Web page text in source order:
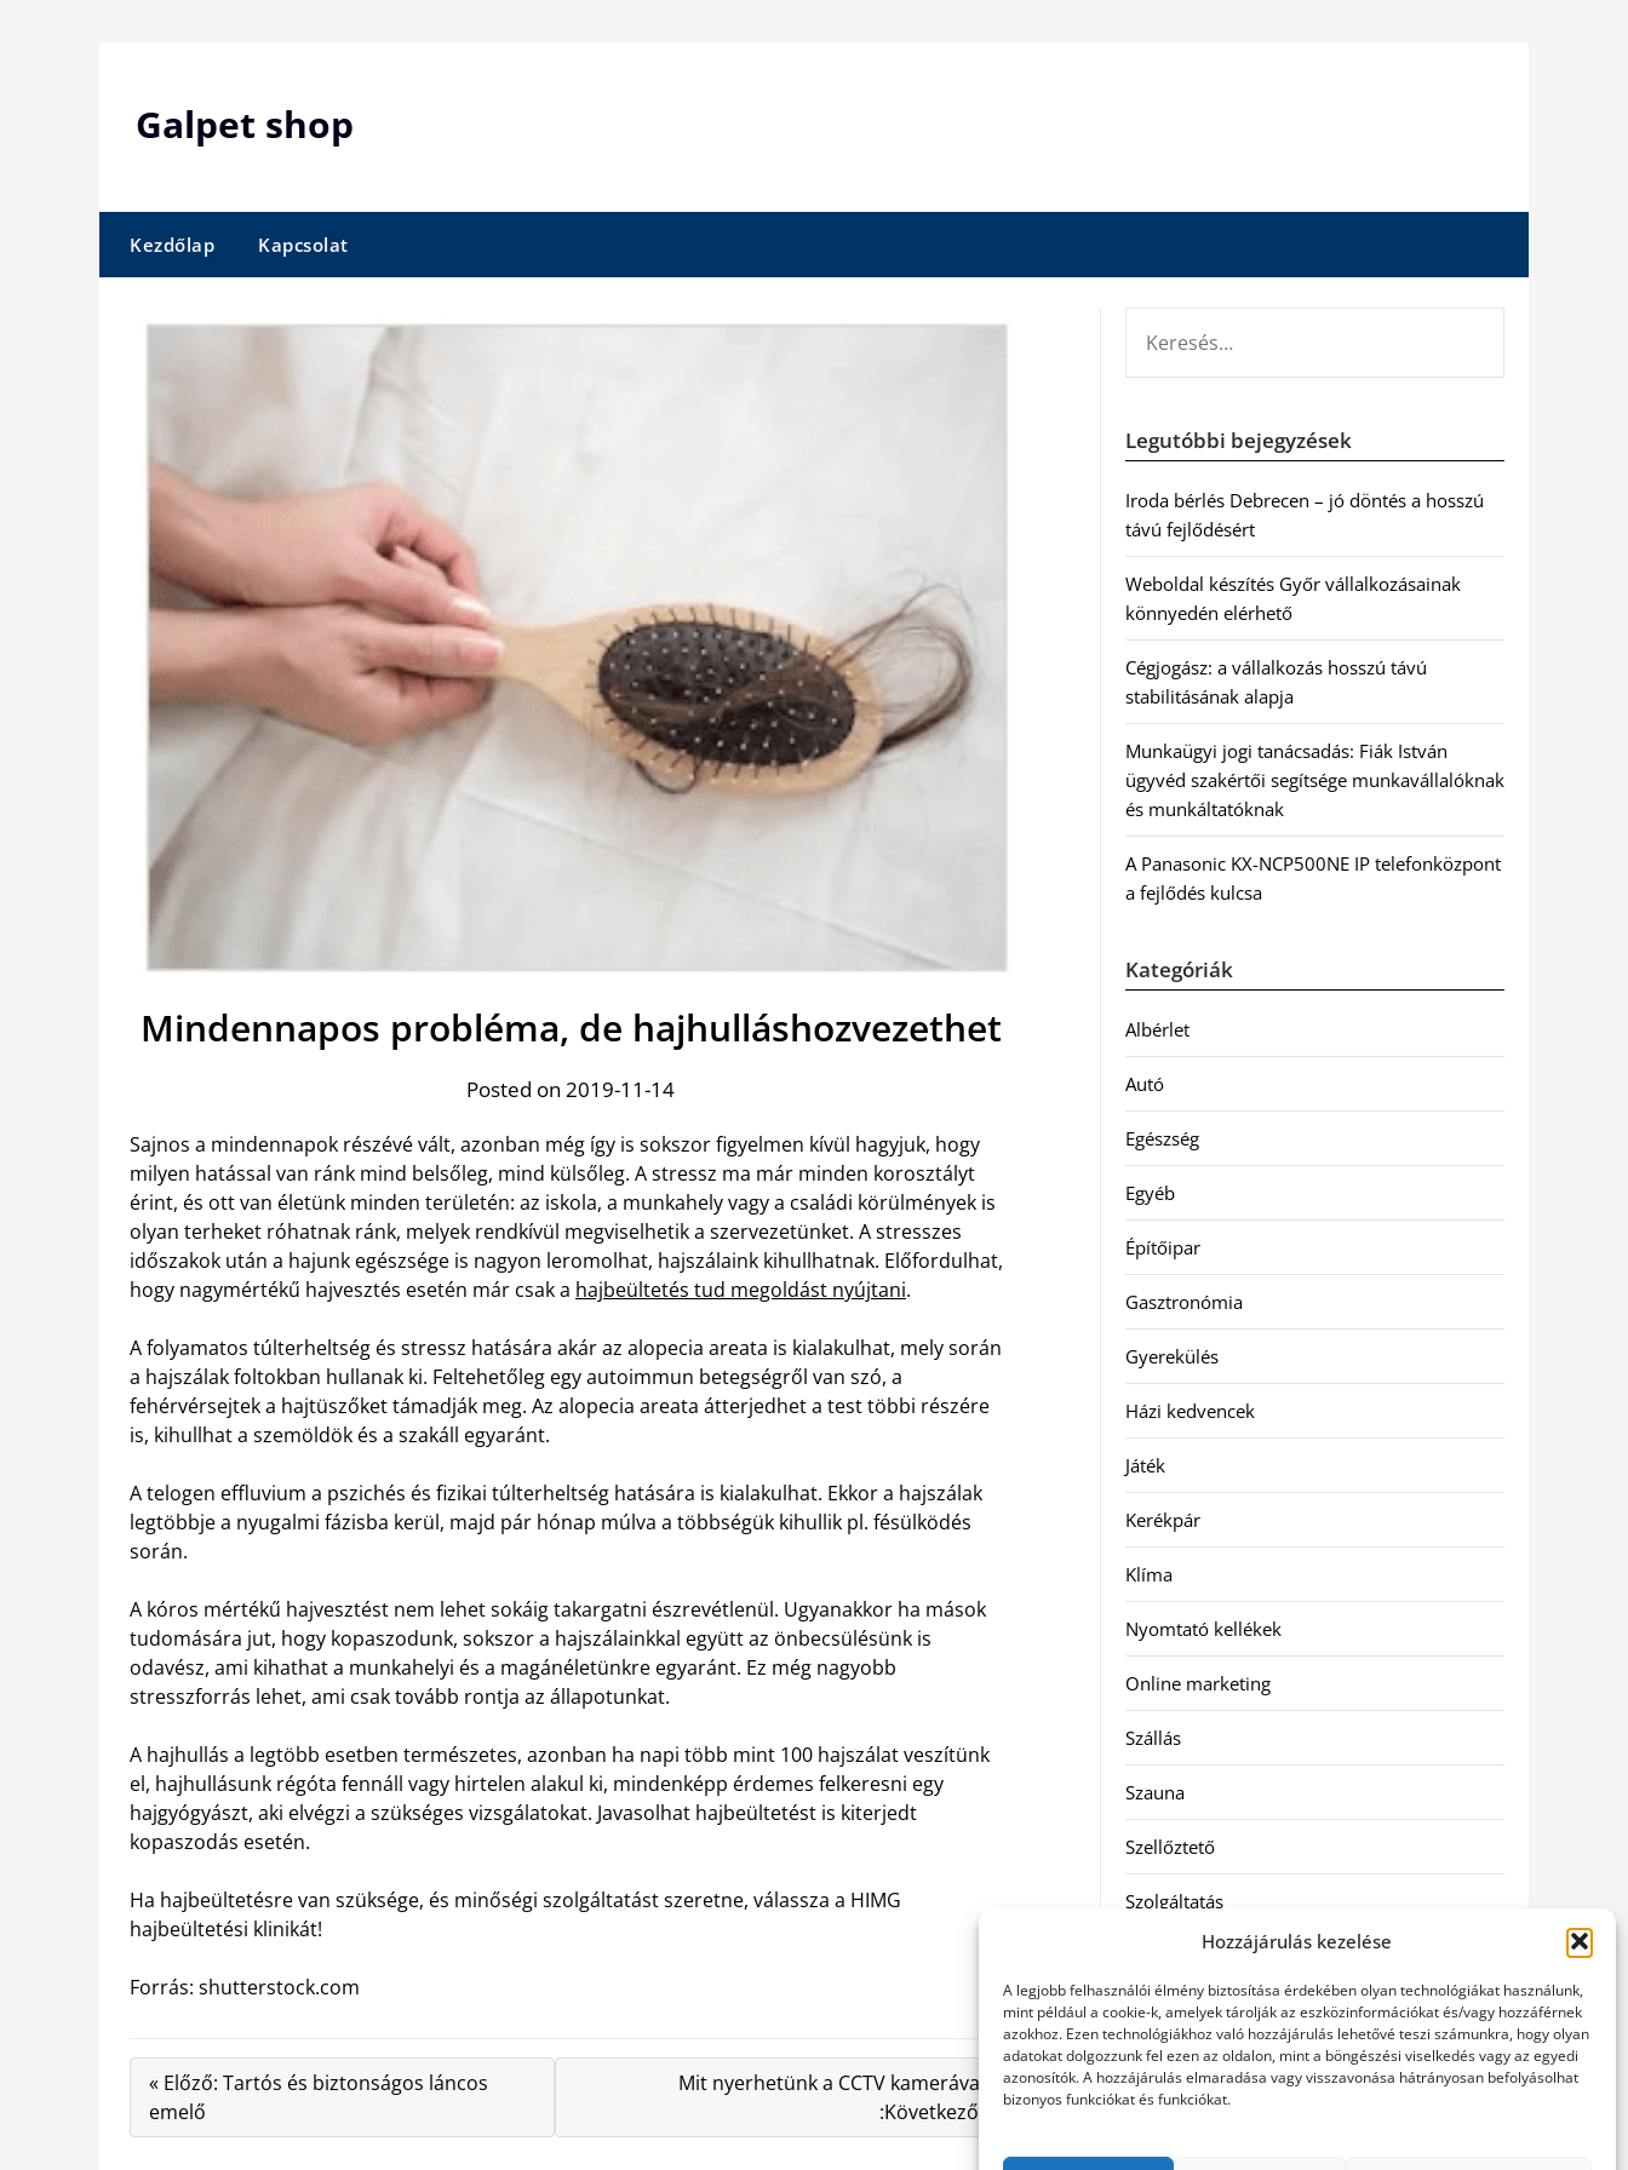
Hozzájárulás kezelése
A legjobb felhasználói élmény biztosítása érdekében olyan technológiákat használunk,
mint például a cookie-k, amelyek tárolják az eszközinformációkat és/vagy hozzáférnek
azokhoz. Ezen technológiákhoz való hozzájárulás lehetővé teszi számunkra, hogy olyan
adatokat dolgozzunk fel ezen az oldalon, mint a böngészési viselkedés vagy az egyedi
azonosítók. A hozzájárulás elmaradása vagy visszavonása hátrányosan befolyásolhat
bizonyos funkciókat és funkciókat.
Galpet shop
Kezdőlap Kapcsolat
Mindennapos probléma, de hajhulláshozvezethet
Posted on 2019-11-14
Sajnos a mindennapok részévé vált, azonban még így is sokszor figyelmen kívül hagyjuk, hogy
milyen hatással van ránk mind belsőleg, mind külsőleg. A stressz ma már minden korosztályt
érint, és ott van életünk minden területén: az iskola, a munkahely vagy a családi körülmények is
olyan terheket róhatnak ránk, melyek rendkívül megviselhetik a szervezetünket. A stresszes
időszakok után a hajunk egészsége is nagyon leromolhat, hajszálaink kihullhatnak. Előfordulhat,
hogy nagymértékű hajvesztés esetén már csak a hajbeültetés tud megoldást nyújtani.
A folyamatos túlterheltség és stressz hatására akár az alopecia areata is kialakulhat, mely során
a hajszálak foltokban hullanak ki. Feltehetőleg egy autoimmun betegségről van szó, a
fehérvérsejtek a hajtüszőket támadják meg. Az alopecia areata átterjedhet a test többi részére
is, kihullhat a szemöldök és a szakáll egyaránt.
A telogen effluvium a pszichés és fizikai túlterheltség hatására is kialakulhat. Ekkor a hajszálak
legtöbbje a nyugalmi fázisba kerül, majd pár hónap múlva a többségük kihullik pl. fésülködés
során.
A kóros mértékű hajvesztést nem lehet sokáig takargatni észrevétlenül. Ugyanakkor ha mások
tudomására jut, hogy kopaszodunk, sokszor a hajszálainkkal együtt az önbecsülésünk is
odavész, ami kihathat a munkahelyi és a magánéletünkre egyaránt. Ez még nagyobb
stresszforrás lehet, ami csak tovább rontja az állapotunkat.
A hajhullás a legtöbb esetben természetes, azonban ha napi több mint 100 hajszálat veszítünk
el, hajhullásunk régóta fennáll vagy hirtelen alakul ki, mindenképp érdemes felkeresni egy
hajgyógyászt, aki elvégzi a szükséges vizsgálatokat. Javasolhat hajbeültetést is kiterjedt
kopaszodás esetén.
Ha hajbeültetésre van szüksége, és minőségi szolgáltatást szeretne, válassza a HIMG
hajbeültetési klinikát!
Forrás: shutterstock.com
« Előző: Tartós és biztonságos láncos
emelő
Mit nyerhetünk a CCTV kamerával?
:Következő »
Legutóbbi bejegyzések
Iroda bérlés Debrecen – jó döntés a hosszú
távú fejlődésért
Weboldal készítés Győr vállalkozásainak
könnyedén elérhető
Cégjogász: a vállalkozás hosszú távú
stabilitásának alapja
Munkaügyi jogi tanácsadás: Fiák István
ügyvéd szakértői segítsége munkavállalóknak
és munkáltatóknak
A Panasonic KX-NCP500NE IP telefonközpont
a fejlődés kulcsa
Kategóriák
Albérlet
Autó
Egészség
Egyéb
Építőipar
Gasztronómia
Gyerekülés
Házi kedvencek
Játék
Kerékpár
Klíma
Nyomtató kellékek
Online marketing
Szállás
Szauna
Szellőztető
Szolgáltatás
Utazás
Vásárlás